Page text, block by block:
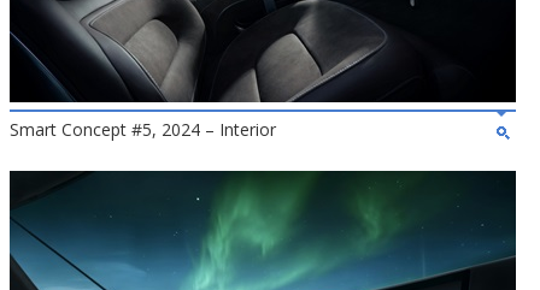
Smart Concept #5, 2024 – Interior